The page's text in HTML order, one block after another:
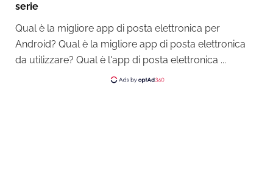
serie
Qual è la migliore app di posta elettronica per
Android? Qual è la migliore app di posta elettronica
da utilizzare? Qual è l'app di posta elettronica ...